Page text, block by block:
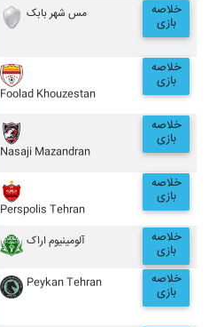
مس شهر بابک خلاصه
بازی
Foolad Khouzestan
خلاصه
بازی
Nasaji Mazandran
خلاصه
بازی
Perspolis Tehran
خلاصه
بازی
آلومينيوم اراک خلاصه
بازی
Peykan Tehran خلاصه
بازی